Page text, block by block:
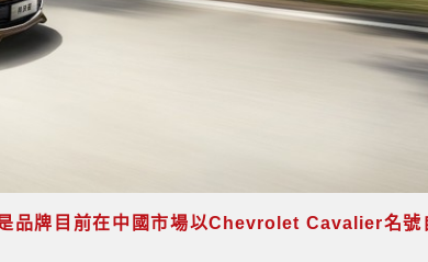
牌目前在中國市場以Chevrolet Cavalier名號